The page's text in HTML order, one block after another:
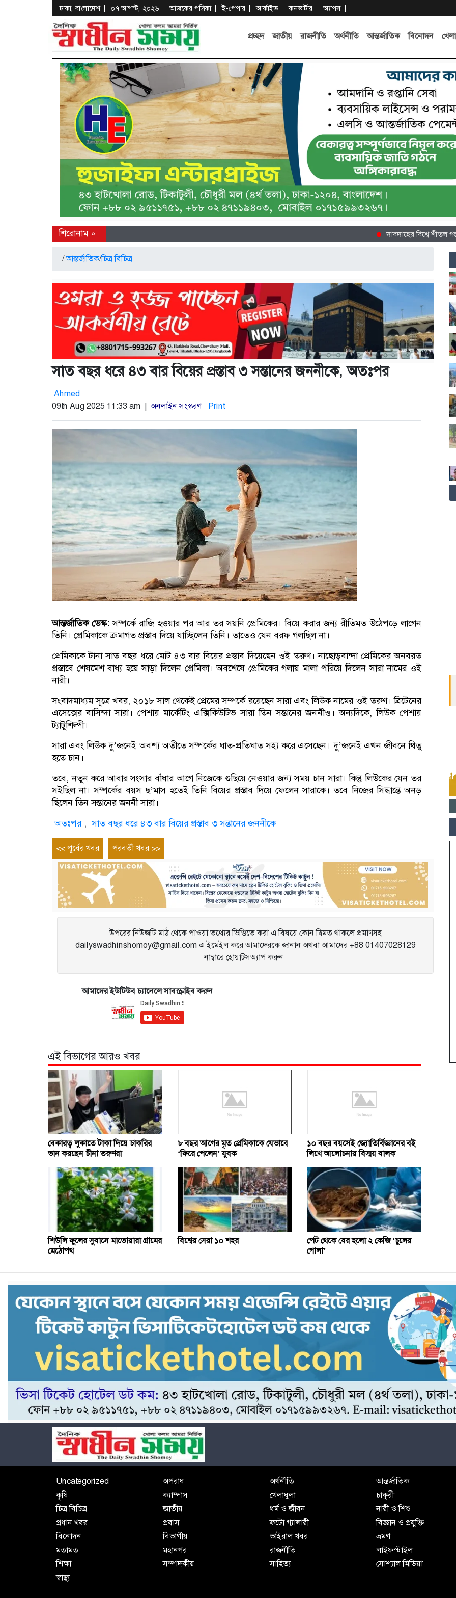
ঢাকা, বাংলাদেশ ০৭ আগস্ট, ২০২৬ আজকের পত্রিকা ই-পেপার আর্কাইভ কনভার্টার অ্যাপস
প্রচ্ছদ জাতীয় রাজনীতি অর্থনীতি আন্তর্জাতিক বিনোদন
দাবদাহের বিশ্বে শীতল গন্তব্য
/আন্তর্জাতিক/চিত্র বিচিত্র
সাত বছর ধরে ৪৩ বার বিয়ের প্রস্তাব ৩ সন্তানের জননীকে, অতঃপর
Ahmed
09th Aug 2025 11:33 am |অনলাইন সংস্করণ Print
আন্তর্জাতিক ডেস্ক: সম্পর্কে রাজি হওয়ার পর আর তর সয়নি প্রেমিকের। বিয়ে করার জন্য রীতিমত উঠেপড়ে লাগেন
তিনি। প্রেমিকাকে ক্রমাগত প্রস্তাব দিয়ে যাচ্ছিলেন তিনি। তাতেও যেন বরফ গলছিল না।
প্রেমিকাকে টানা সাত বছর ধরে মোট ৪৩ বার বিয়ের প্রস্তাব দিয়েছেন ওই তরুণ। নাছোড়বান্দা প্রেমিকের অনবরত
প্রস্তাবে শেষমেশ বাধ্য হয়ে সাড়া দিলেন প্রেমিকা। অবশেষে প্রেমিকের গলায় মালা পরিয়ে দিলেন সারা নামের ওই
নারী।
সংবাদমাধ্যম সূত্রে খবর, ২০১৮ সাল থেকেই প্রেমের সম্পর্কে রয়েছেন সারা এবং লিউক নামের ওই তরুণ। ব্রিটেনের
এসেক্সের বাসিন্দা সারা। পেশায় মার্কেটিং এক্সিকিউটিভ সারা তিন সন্তানের জননীও। অন্যদিকে, লিউক পেশায়
ট্যাটুশিল্পী।
সারা এবং লিউক দু’জনেই অবশ্য অতীতে সম্পর্কের ঘাত-প্রতিঘাত সহ্য করে এসেছেন। দু’জনেই এখন জীবনে থিতু
হতে চান।
তবে, নতুন করে আবার সংসার বাঁধার আগে নিজেকে গুছিয়ে নেওয়ার জন্য সময় চান সারা। কিন্তু লিউকের যেন তর
সইছিল না। সম্পর্কের বয়স ছ’মাস হতেই তিনি বিয়ের প্রস্তাব দিয়ে ফেলেন সারাকে। তবে নিজের সিদ্ধান্তে অনড়
ছিলেন তিন সন্তানের জননী সারা।
অতঃপর ,সাত বছর ধরে ৪৩ বার বিয়ের প্রস্তাব ৩ সন্তানের জননীকে
Post
navigation
<< পূর্বের খবর
Previous
entry
পরবর্তী খবর >>
উপরের নিউজটি মাঠ থেকে পাওয়া তথ্যের ভিত্তিতে করা এ বিষয়ে কোন দ্বিমত থাকলে প্রমাণসহ
dailyswadhinshomoy@gmail.com এ ইমেইল করে আমাদেরকে জানান অথবা আমাদের +88 01407028129
নাম্বারে হোয়াটসঅ্যাপ করুন।
আমাদের ইউটিউব চ্যানেলে সাবস্ক্রাইব করুন
এই বিভাগের আরও খবর
বেকারত্ব লুকাতে টাকা দিয়ে চাকরির
ভান করছেন চীনা তরুণরা
৮ বছর আগের মৃত প্রেমিকাকে যেভাবে
‘ফিরে পেলেন’ যুবক
১০ বছর বয়সেই জ্যোতির্বিজ্ঞানের বই
লিখে আলোচনায় বিস্ময় বালক
শিউলি ফুলের সুবাসে মাতোয়ারা গ্রামের
মেঠোপথ
বিশ্বের সেরা ১০ শহর
পেট থেকে বের হলো ২ কেজি ‘চুলের
গোলা’
Uncategorized অপরাধ অর্থনীতি
আন্তর্জাতিক
কৃষি
ক্যাম্পাস খেলাধুলা
চাকুরী
চিত্র বিচিত্র
জাতীয় ধর্ম ও জীবন
নারী ও শিশু
প্রধান খবর
প্রবাস ফটো গ্যালারী
বিজ্ঞান ও প্রযুক্তি
বিনোদন
বিভাগীয় ভাইরাল খবর
ভ্রমণ
মতামত
মহানগর রাজনীতি
লাইফস্টাইল
শিক্ষা
সম্পাদকীয় সাহিত্য
সোশ্যাল মিডিয়া
স্বাস্থ্য